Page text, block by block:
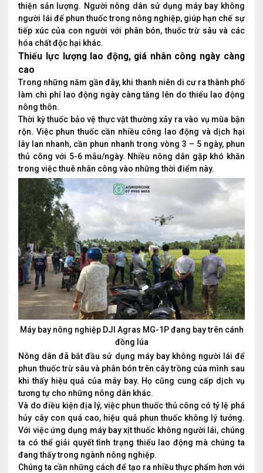
thiện sản lượng. Người nông dân sử dụng máy bay không
người lái để phun thuốc trong nông nghiệp, giúp hạn chế sự
tiếp xúc của con người với phân bón, thuốc trừ sâu và các
hóa chất độc hại khác.
Thiếu lực lượng lao động, giá nhân công ngày càng
cao
Trong những năm gần đây, khi thanh niên di cư ra thành phố
làm chi phí lao động ngày càng tăng lên do thiếu lao động
nông thôn.
Thời kỳ thuốc bảo vệ thực vật thường xảy ra vào vụ mùa bận
rộn. Việc phun thuốc cần nhiều công lao động và dịch hại
lây lan nhanh, cần phun nhanh trong vòng 3 – 5 ngày, phun
thủ công với 5-6 mẫu/ngày. Nhiều nông dân gặp khó khăn
trong việc thuê nhân công vào những thời điểm này.
Máy bay nông nghiệp DJI Agras MG-1P đang bay trên cánh
đồng lúa
Nông dân đã bắt đầu sử dụng máy bay không người lái để
phun thuốc trừ sâu và phân bón trên cây trồng của mình sau
khi thấy hiệu quả của máy bay. Họ cũng cung cấp dịch vụ
tương tự cho những nông dân khác.
Và do điều kiện địa lý, việc phun thuốc thủ công có tỷ lệ phá
hủy cây con quá cao, hiệu quả phun thuốc không lý tưởng.
Với việc ứng dụng máy bay xịt thuốc không người lái, chúng
ta có thể giải quyết tình trạng thiếu lao động mà chúng ta
đang thấy trong ngành nông nghiệp.
Chúng ta cần những cách để tạo ra nhiều thực phẩm hơn với